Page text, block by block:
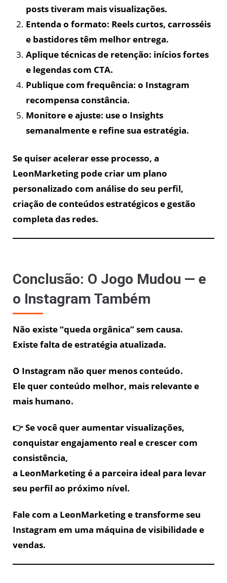
posts tiveram mais visualizações.
Entenda o formato: Reels curtos, carrosséis
e bastidores têm melhor entrega.
Aplique técnicas de retenção: inícios fortes
e legendas com CTA.
Publique com frequência: o Instagram
recompensa constância.
Monitore e ajuste: use o Insights
semanalmente e refine sua estratégia.
Se quiser acelerar esse processo, a
LeonMarketing pode criar um plano
personalizado com análise do seu perfil,
criação de conteúdos estratégicos e gestão
completa das redes.
Conclusão: O Jogo Mudou — e
o Instagram Também
Não existe “queda orgânica” sem causa.
Existe falta de estratégia atualizada.
O Instagram não quer menos conteúdo.
Ele quer conteúdo melhor, mais relevante e
mais humano.
👉 Se você quer aumentar visualizações,
conquistar engajamento real e crescer com
consistência,
a LeonMarketing é a parceira ideal para levar
seu perfil ao próximo nível.
Fale com a LeonMarketing e transforme seu
Instagram em uma máquina de visibilidade e
vendas.